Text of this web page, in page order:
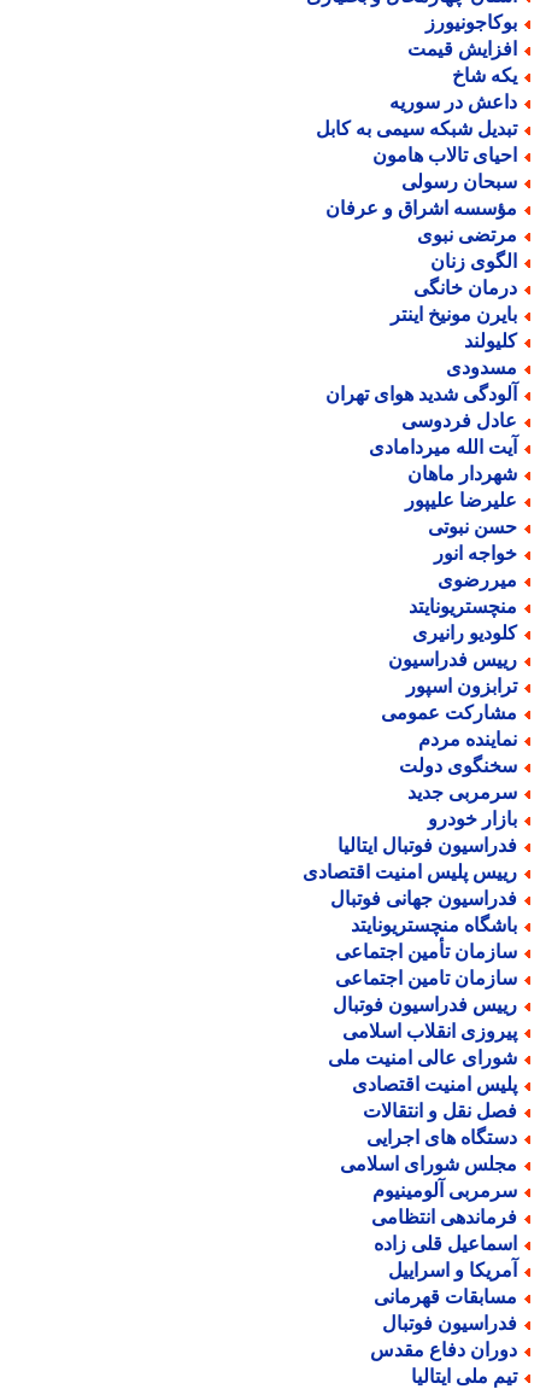
قیمت
شاخ
در سوریه
شبکه سیمی به کابل
تالاب هامون
رسولی
اشراق و عرفان
نبوی
زنان
خانگی
مونیخ اینتر
شدید هوای تهران
فردوسی
الله میردامادی
ماهان
علیپور
نبوتی
انور
رانیری
فدراسیون
اسپور
عمومی
مردم
دولت
جدید
خودرو
فوتبال ایتالیا
پلیس امنیت اقتصادی
جهانی فوتبال
منچستریونایتد
تأمین اجتماعی
تامین اجتماعی
فدراسیون فوتبال
انقلاب اسلامی
عالی امنیت ملی
امنیت اقتصادی
نقل و انتقالات
های اجرایی
شورای اسلامی
آلومینیوم
انتظامی
قلی زاده
و اسراییل
قهرمانی
فوتبال
دفاع مقدس
ملی ایتالیا